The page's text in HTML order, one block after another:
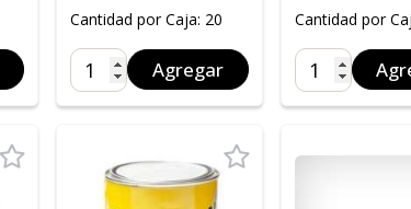
Cantidad por Caja: 20
Agregar
Cantidad por